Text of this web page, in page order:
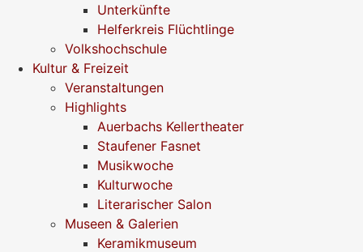
Unterkünfte
Helferkreis Flüchtlinge
Volkshochschule
Kultur & Freizeit
Veranstaltungen
Highlights
Auerbachs Kellertheater
Staufener Fasnet
Musikwoche
Kulturwoche
Literarischer Salon
Museen & Galerien
Keramikmuseum